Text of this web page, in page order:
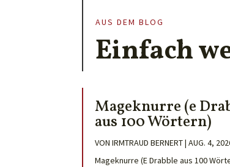
AUS DEM BLOG
Einfach
Mageknurre (e
aus 100 Wörtern)
VONIRMTRAUD BERNERT|AUG. 4,
Mageknurre (E Drabble aus 100